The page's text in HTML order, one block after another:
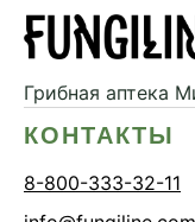
Грибная аптека
КОНТАКТЫ
8-800-333-32-11